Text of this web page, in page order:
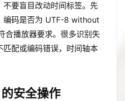
不要盲目改动时间标签。先
编码是否为 UTF-8 without
合播放器要求。很多识别失
匹配或编码错误，时间轴本
安全操作